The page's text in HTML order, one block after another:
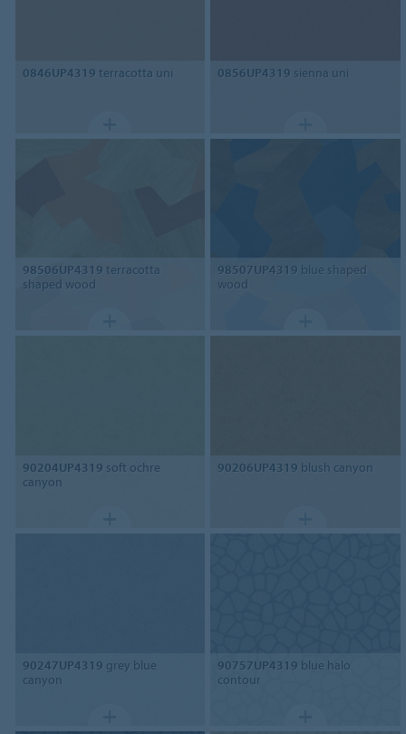
0846UP4319 terracotta uni 0856UP4319 sienna uni
98506UP4319 terracotta
shaped wood
98507UP4319 blue shaped
wood
90204UP4319 soft ochre
canyon
90206UP4319 blush canyon
90247UP4319 grey blue
canyon
90757UP4319 blue halo
contour